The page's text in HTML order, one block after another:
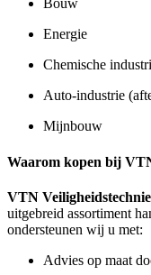
Bouw
Energie
Chemische
Auto-industrie
Mijnbouw
Waarom kopen bij
VTN
uitgebreid assortiment
ondersteunen wij u met:
Advies op maat